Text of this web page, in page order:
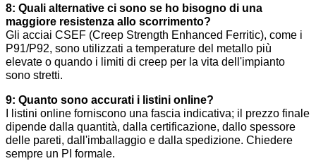
8: Quali alternative ci sono se ho bisogno di una
maggiore resistenza allo scorrimento?
Gli acciai CSEF (Creep Strength Enhanced Ferritic), come i
P91/P92, sono utilizzati a temperature del metallo più
elevate o quando i limiti di creep per la vita dell'impianto
sono stretti.
9: Quanto sono accurati i listini online?
I listini online forniscono una fascia indicativa; il prezzo finale
dipende dalla quantità, dalla certificazione, dallo spessore
delle pareti, dall'imballaggio e dalla spedizione. Chiedere
sempre un PI formale.